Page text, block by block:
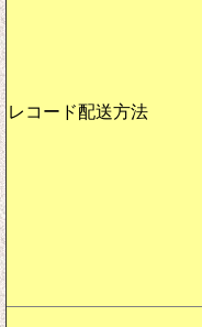
レコード配送方法